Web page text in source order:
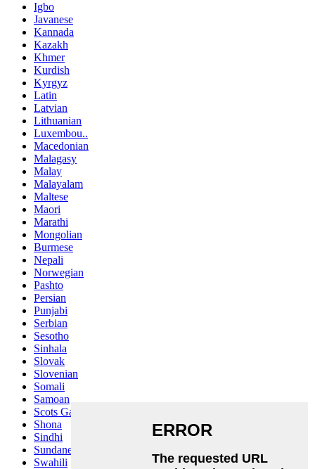
Igbo
Javanese
Kannada
Kazakh
Khmer
Kurdish
Kyrgyz
Latin
Latvian
Lithuanian
Luxembou..
Macedonian
Malagasy
Malay
Malayalam
Maltese
Maori
Marathi
Mongolian
Burmese
Nepali
Norwegian
Pashto
Persian
Punjabi
Serbian
Sesotho
Sinhala
Slovak
Slovenian
Somali
Samoan
Scots Gaelic
Shona
Sindhi
Sundanese
Swahili